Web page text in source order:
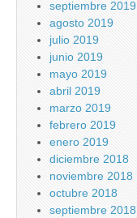
septiembre 2019
agosto 2019
julio 2019
junio 2019
mayo 2019
abril 2019
marzo 2019
febrero 2019
enero 2019
diciembre 2018
noviembre 2018
octubre 2018
septiembre 2018